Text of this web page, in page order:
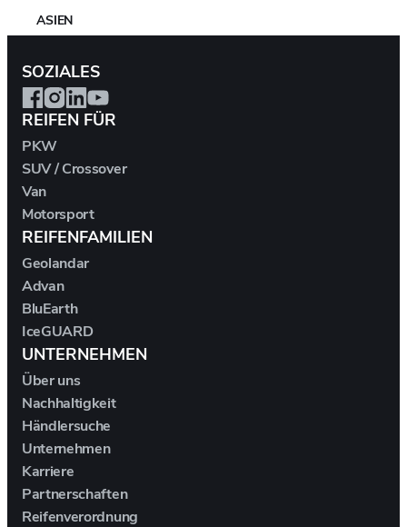
REIFEN FÜR
PKW
SUV / Crossover
Van
Motorsport
REIFENFAMILIEN
Geolandar
Advan
BluEarth
IceGUARD
UNTERNEHMEN
Über uns
Nachhaltigkeit
Händlersuche
Unternehmen
Karriere
Partnerschaften
Reifenverordnung
SOZIALES
ASIEN
ASTON MARTIN
AUDI
AUSTIN
AUVERLAND
AVATR
BENTLEY
BERTONE
BMW
BORGWARD
BOVENSIEPEN